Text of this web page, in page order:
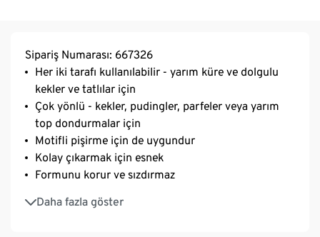
Sipariş Numarası: 667326
Her iki tarafı kullanılabilir - yarım küre ve dolgulu
kekler ve tatlılar için
Çok yönlü - kekler, pudingler, parfeler veya yarım
top dondurmalar için
Motifli pişirme için de uygundur
Kolay çıkarmak için esnek
Formunu korur ve sızdırmaz
Daha fazla göster
İç içe yerleştirilebilir - yerden tasarruf sağlar
Fırın, mikrodalga ve derin dondurucu için uygundur